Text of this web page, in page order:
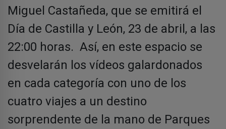
Miguel Castañeda, que se emitirá el
Día de Castilla y León, 23 de abril, a las
22:00 horas. Así, en este espacio se
desvelarán los vídeos galardonados
en cada categoría con uno de los
cuatro viajes a un destino
sorprendente de la mano de Parques